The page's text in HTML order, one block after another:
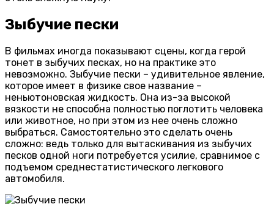
Зыбучие пески
В фильмах иногда показывают сцены, когда герой
тонет в зыбучих песках, но на практике это
невозможно. Зыбучие пески – удивительное явление,
которое имеет в физике свое название –
неньютоновская жидкость. Она из-за высокой
вязкости не способна полностью поглотить человека
или животное, но при этом из нее очень сложно
выбраться. Самостоятельно это сделать очень
сложно: ведь только для вытаскивания из зыбучих
песков одной ноги потребуется усилие, сравнимое с
подъемом среднестатистического легкового
автомобиля.